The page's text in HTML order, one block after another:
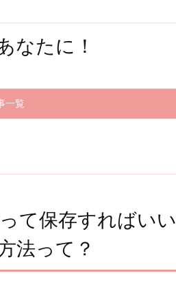
なたに！
一覧
て保存すればいい
法って？